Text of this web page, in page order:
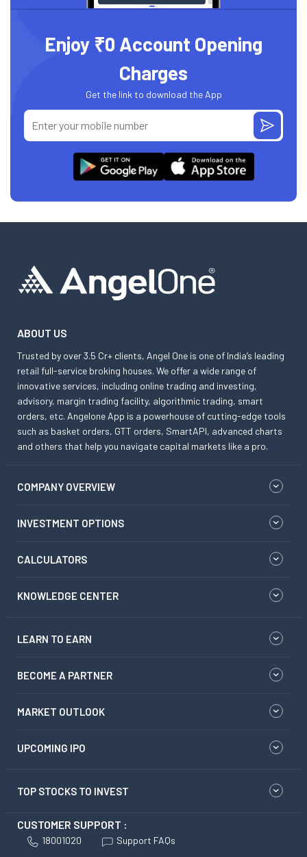
Enjoy ₹0 Account Opening
Charges
Get the link to download the App
ABOUT US
Trusted by over 3.5 Cr+ clients, Angel One is one of India’s leading
retail full-service broking houses. We offer a wide range of
innovative services, including online trading and investing,
advisory, margin trading facility, algorithmic trading, smart
orders, etc. Angelone App is a powerhouse of cutting-edge tools
such as basket orders, GTT orders, SmartAPI, advanced charts
and others that help you navigate capital markets like a pro.
COMPANY OVERVIEW
INVESTMENT OPTIONS
CALCULATORS
KNOWLEDGE CENTER
LEARN TO EARN
BECOME A PARTNER
MARKET OUTLOOK
UPCOMING IPO
TOP STOCKS TO INVEST
CUSTOMER SUPPORT :
18001020 Support FAQs